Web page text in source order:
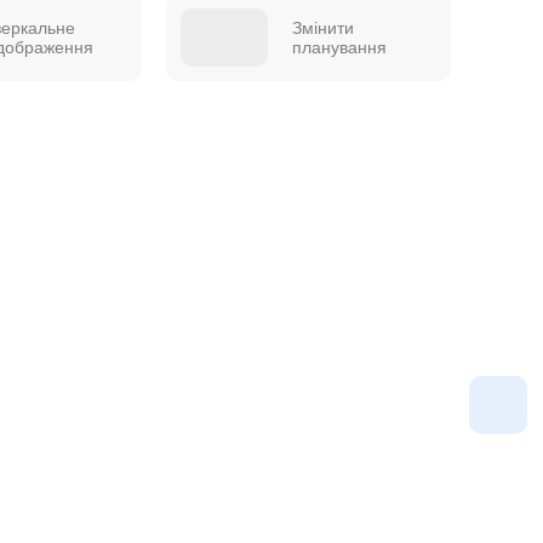
Змінити
планування